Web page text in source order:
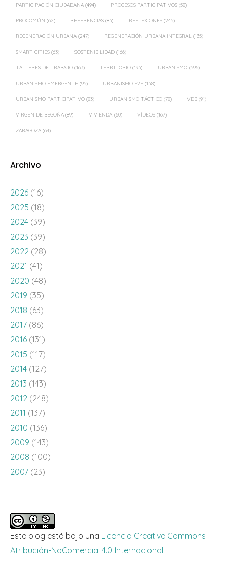
PARTICIPACIÓN CIUDADANA (494) PROCESOS PARTICIPATIVOS (58)
PROCOMÚN (62) REFERENCIAS (83) REFLEXIONES (245)
REGENERACIÓN URBANA (247) REGENERACIÓN URBANA INTEGRAL (135)
SMART CITIES (63) SOSTENIBILIDAD (166)
TALLERES DE TRABAJO (163) TERRITORIO (193) URBANISMO (596)
URBANISMO EMERGENTE (95) URBANISMO P2P (138)
URBANISMO PARTICIPATIVO (83) URBANISMO TÁCTICO (78) VDB (91)
VIRGEN DE BEGOÑA (89) VIVIENDA (60) VÍDEOS (167)
ZARAGOZA (64)
Archivo
2026 (16)
2025 (18)
2024 (39)
2023 (39)
2022 (28)
2021 (41)
2020 (48)
2019 (35)
2018 (63)
2017 (86)
2016 (131)
2015 (117)
2014 (127)
2013 (143)
2012 (248)
2011 (137)
2010 (136)
2009 (143)
2008 (100)
2007 (23)
Este blog está bajo una Licencia Creative Commons
Atribución-NoComercial 4.0 Internacional.